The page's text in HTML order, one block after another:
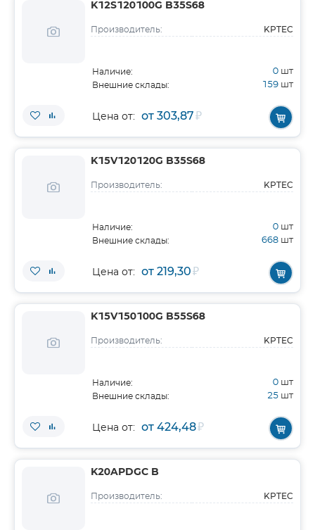
K12S120100G B35S68
Производитель: KPTEC
Наличие: 0 шт
Внешние склады: 159 шт
Цена от: от 303,87₽
K15V120120G B35S68
Производитель: KPTEC
Наличие: 0 шт
Внешние склады: 668 шт
Цена от: от 219,30₽
K15V150100G B55S68
Производитель: KPTEC
Наличие: 0 шт
Внешние склады: 25 шт
Цена от: от 424,48₽
K20APDGC B
Производитель: KPTEC